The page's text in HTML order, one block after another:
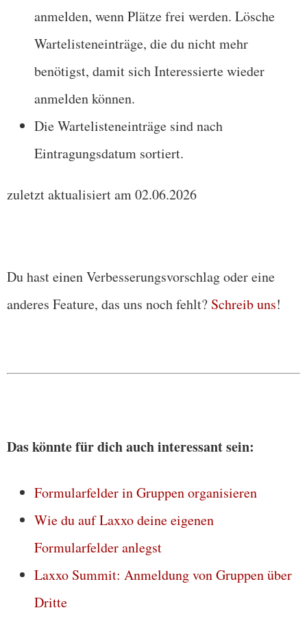
anmelden, wenn Plätze frei werden. Lösche
Wartelisteneinträge, die du nicht mehr
benötigst, damit sich Interessierte wieder
anmelden können.
Die Wartelisteneinträge sind nach
Eintragungsdatum sortiert.
zuletzt aktualisiert am 02.06.2026
Du hast einen Verbesserungsvorschlag oder eine
anderes Feature, das uns noch fehlt? Schreib uns!
Das könnte für dich auch interessant sein:
Formularfelder in Gruppen organisieren
Wie du auf Laxxo deine eigenen
Formularfelder anlegst
Laxxo Summit: Anmeldung von Gruppen über
Dritte